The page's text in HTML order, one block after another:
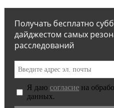
Получать бесплатно
дайджестом самых
расследований
Я даю согласие на
данных.